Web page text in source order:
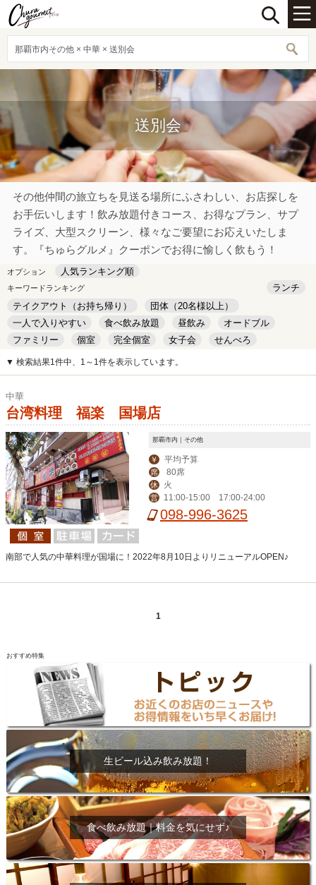
那覇市内その他 × 中華 × 送別会
送別会
その他仲間の旅立ちを見送る場所にふさわしい、お店探しを
お手伝いします！飲み放題付きコース、お得なプラン、サプ
ライズ、大型スクリーン、様々なご要望にお応えいたしま
す。『ちゅらグルメ』クーポンでお得に愉しく飲もう！
オプション 人気ランキング順
キーワードランキング
ランチ
テイクアウト（お持ち帰り）
団体（20名様以上）
一人で入りやすい
食べ飲み放題 昼飲み
オードブル
ファミリー
個室 完全個室 女子会
せんべろ
キッズルーム
安い デート
▼ 検索結果1件中、1～1件を表示しています。
中華
台湾料理 福楽 国場店
那覇市内｜その他
￥ 平均予算
席 80席
休 火
営 11:00-15:00 17:00-24:00
098-996-3625
南部で人気の中華料理が国場に！2022年8月10日よりリニューアルOPEN♪
1
おすすめ特集
生ビール込み飲み放題！
食べ飲み放題｜料金を気にせず♪